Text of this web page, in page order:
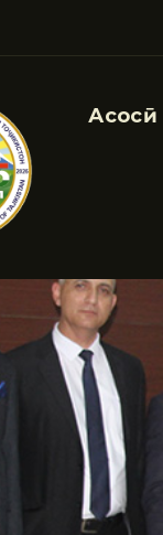
Асосӣ